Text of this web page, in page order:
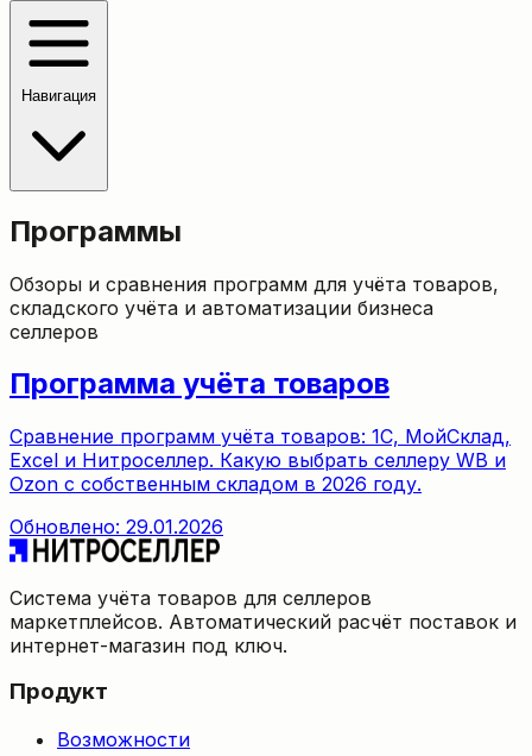
Навигация
Программы
Обзоры и сравнения программ для учёта товаров,
складского учёта и автоматизации бизнеса
селлеров
Программа учёта товаров
Сравнение программ учёта товаров: 1С, МойСклад,
Excel и Нитроселлер. Какую выбрать селлеру WB и
Ozon с собственным складом в 2026 году.
Обновлено: 29.01.2026
Система учёта товаров для селлеров
маркетплейсов. Автоматический расчёт поставок и
интернет-магазин под ключ.
Продукт
Возможности